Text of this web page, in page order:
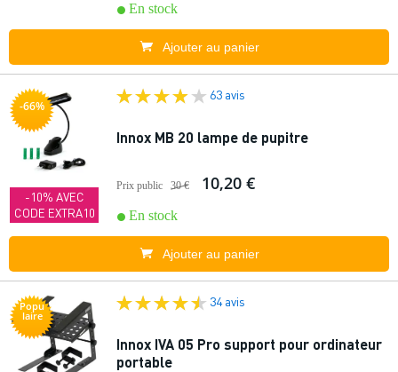
En stock
Ajouter au panier
-66%
-10% AVEC
CODE EXTRA10
63 avis
Innox MB 20 lampe de pupitre
Prix public 30 € 10,20 €
En stock
Ajouter au panier
Popu
laire
34 avis
Innox IVA 05 Pro support pour ordinateur
portable